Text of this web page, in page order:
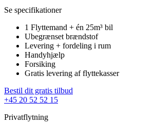
Se specifikationer
1 Flyttemand + én 25m³ bil
Ubegrænset brændstof
Levering + fordeling i rum
Handyhjælp
Forsiking
Gratis levering af flyttekasser
Bestil dit gratis tilbud
+45 20 52 52 15
Privatflytning